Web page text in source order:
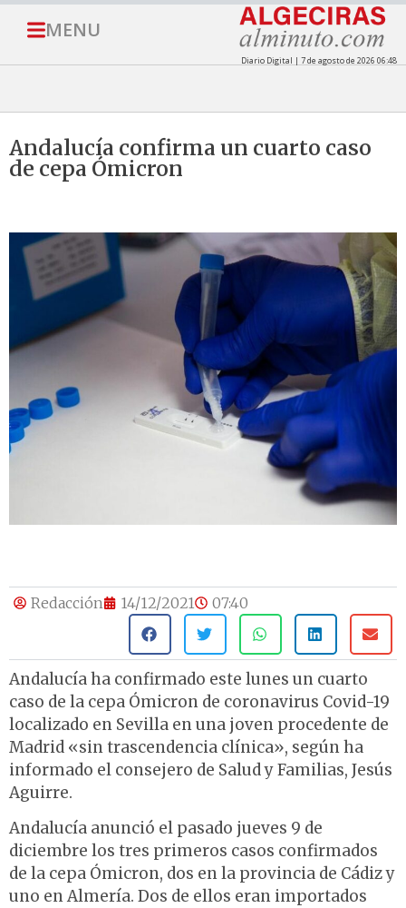
MENU
Diario Digital | 7 de agosto de 2026 06:48
Andalucía confirma un cuarto caso
de cepa Ómicron
Redacción 14/12/2021 07:40
Andalucía ha confirmado este lunes un cuarto
caso de la cepa Ómicron de coronavirus Covid-19
localizado en Sevilla en una joven procedente de
Madrid «sin trascendencia clínica», según ha
informado el consejero de Salud y Familias, Jesús
Aguirre.
Andalucía anunció el pasado jueves 9 de
diciembre los tres primeros casos confirmados
de la cepa Ómicron, dos en la provincia de Cádiz y
uno en Almería. Dos de ellos eran importados